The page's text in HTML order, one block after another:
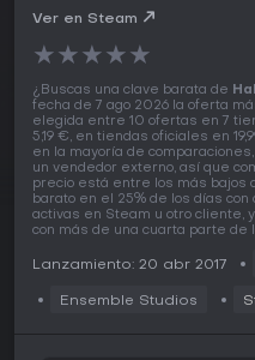
Ver en Steam
★★★★★
¿Buscas una clave barata de
fecha de 7 ago 2026 la oferta
elegida entre 10 ofertas en 7
5,19 €, en tiendas oficiales en
en la mayoría de
un vendedor externo, así que
precio está entre los más bajos
barato en el 25% de los días con
activas en Steam u otro cliente,
con más de una cuarta parte de
Lanzamiento: 20 abr 2017
Ensemble Studios